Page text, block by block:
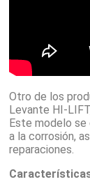
Otro de los
Levante HI-
Este modelo se
a la corrosión,
reparaciones.